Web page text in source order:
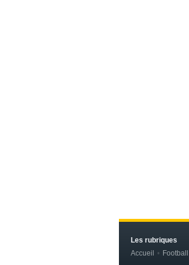
Les rubriques
Accueil
Football